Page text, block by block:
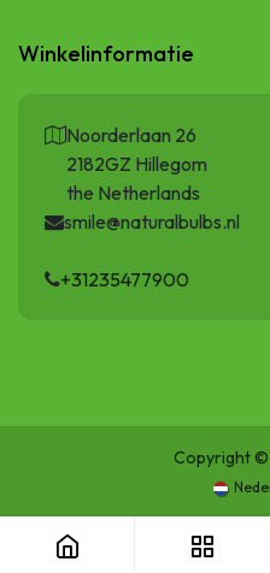
Winkelinformatie
Noorderlaan 26
2182GZ Hillegom
the Netherlands
smile@naturalbulbs.nl
+31235477900
Copyright ©